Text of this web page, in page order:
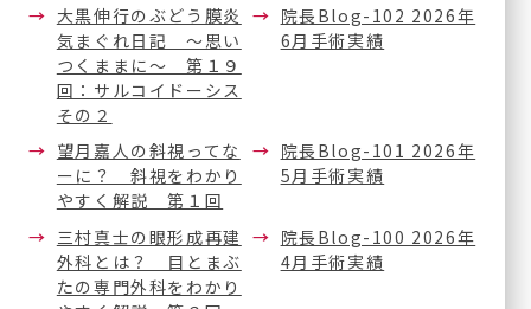
〒536-0002
大阪府大阪市城東区今福東1-14-11
鶴見メディカルビル6階
川口眼科醫院
〒570-0083
大阪府守口市京阪本通2-2-4
イオンタウン守口3階
大黒伸行のぶどう膜炎
気まぐれ日記 ～思い
つくままに～ 第１９
回：サルコイドーシス
その２
院長Blog-102 2026年
6月手術実績
望月嘉人の斜視ってな
ーに？ 斜視をわかり
やすく解説 第１回
院長Blog-101 2026年
5月手術実績
三村真士の眼形成再建
外科とは？ 目とまぶ
たの専門外科をわかり
院長Blog-100 2026年
4月手術実績